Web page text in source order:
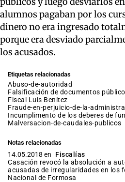
alumnos pagaban por los
dinero no era ingresado
porque era desviado
los acusados.
Etiquetas relacionadas
abuso-de-autoridad
falsificación de documentos
fiscal Luis Benítez
fraude-en-perjuicio-de-la-
incumplimento de los deberes de
malversacion-de-caudales-publicos
Notas relacionadas
14.05.2018 en
Fiscalías
Casación revocó la absolución a
acusadas de irregularidades en los
Nacional de Formosa